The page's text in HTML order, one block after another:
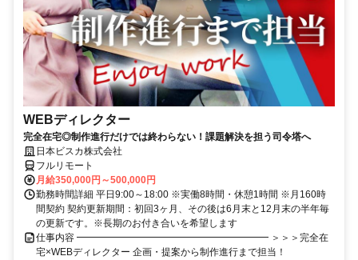
WEBディレクター
完全在宅◎制作進行だけでは終わらない！課題解決を担う司令塔へ
日本ビスカ株式会社
フルリモート
月給350,000円～500,000円
勤務時間詳細 平日9:00～18:00 ※実働8時間・休憩1時間 ※月160時
間契約 契約更新期間：初回3ヶ月、その後は6月末と12月末の半年毎
の更新です。※長期のお付き合いを希望します
仕事内容 ━━━━━━━━━━━━━━━━━━━━ ＞＞＞完全在
宅×WEBディレクター 企画・提案から制作進行まで担当！